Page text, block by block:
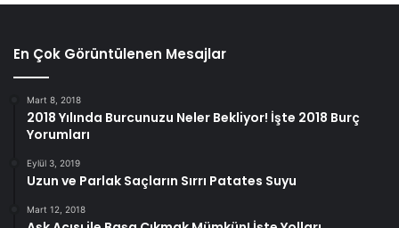
En Çok Görüntülenen Mesajlar
Mart 8, 2018
2018 Yılında Burcunuzu Neler Bekliyor! İşte 2018 Burç
Yorumları
Eylül 3, 2019
Uzun ve Parlak Saçların Sırrı Patates Suyu
Mart 12, 2018